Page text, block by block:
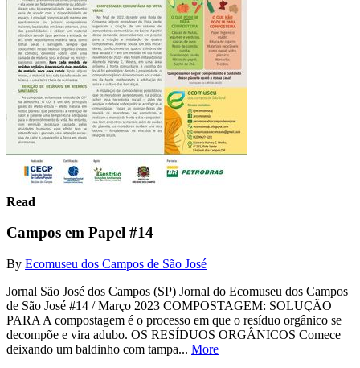
Read
Campos em Papel #14
By Ecomuseu dos Campos de São José
Jornal São José dos Campos (SP) Jornal do Ecomuseu dos Campos
de São José #14 / Março 2023 COMPOSTAGEM: SOLUÇÃO
PARA A compostagem é o processo em que o resíduo orgânico se
decompõe e vira adubo. OS RESÍDUOS ORGÂNICOS Comece
deixando um baldinho com tampa... More